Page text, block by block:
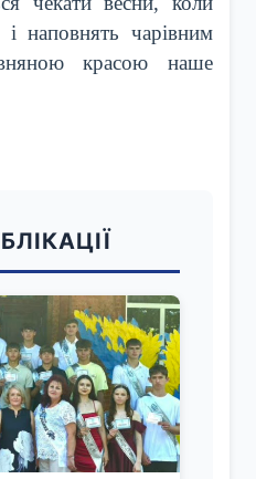
і наповнять чарівним
красою наше